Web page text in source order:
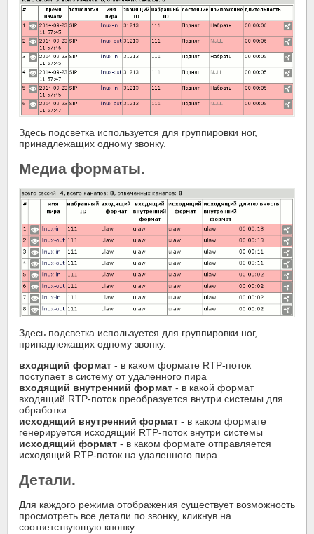
Здесь подсветка используется для группировки ног,
принадлежащих одному звонку.
Медиа форматы.
Здесь подсветка используется для группировки ног,
принадлежащих одному звонку.
входящий формат - в каком формате RTP-поток
поступает в систему от удаленного пира
входящий внутренний формат - в какой формат
входящий RTP-поток преобразуется внутри системы для
обработки
исходящий внутренний формат - в каком формате
генерируется исходящий RTP-поток внутри системы
исходящий формат - в каком формате отправляется
исходящий RTP-поток на удаленного пира
Детали.
Для каждого режима отображения существует возможность
просмотреть все детали по звонку, кликнув на
соответствующую кнопку: